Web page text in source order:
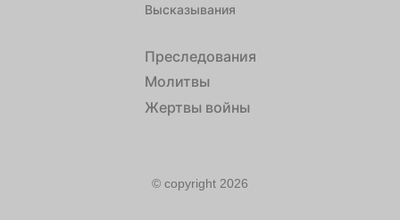
Высказывания
Преследования
Молитвы
Жертвы войны
© copyright 2026